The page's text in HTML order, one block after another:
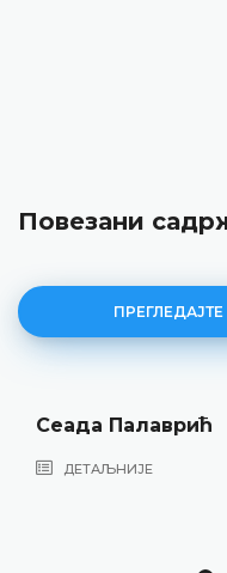
Повезани
Сеада Палаврић
ДЕТАЉНИЈЕ